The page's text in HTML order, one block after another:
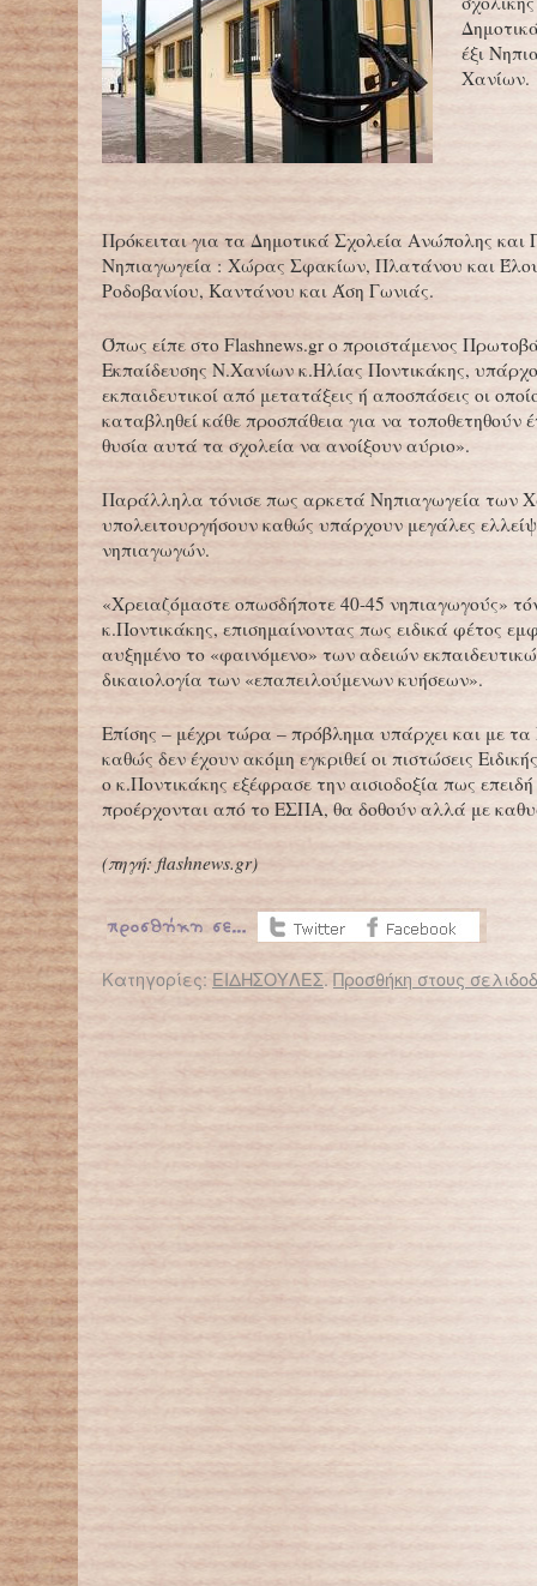
έξι
Χανίων.
Πρόκειται για τα Δημοτικά Σχολεία Ανώπολης και
Νηπιαγωγεία : Χώρας Σφακίων, Πλατάνου και
Ροδοβανίου, Καντάνου και Άση Γωνιάς.
Όπως είπε στο Flashnews.gr o προιστάμενος
Εκπαίδευσης Ν.Χανίων κ.Ηλίας Ποντικάκης,
εκπαιδευτικοί από μετατάξεις ή αποσπάσεις οι
καταβληθεί κάθε προσπάθεια για να τοποθετηθούν
θυσία αυτά τα σχολεία να ανοίξουν αύριο».
Παράλληλα τόνισε πως αρκετά Νηπιαγωγεία των
υπολειτουργήσουν καθώς υπάρχουν μεγάλες
νηπιαγωγών.
«Χρειαζόμαστε οπωσδήποτε 40-45 νηπιαγωγούς»
κ.Ποντικάκης, επισημαίνοντας πως ειδικά φέτος
αυξημένο το «φαινόμενο» των αδειών
δικαιολογία των «επαπειλούμενων κυήσεων».
Επίσης – μέχρι τώρα – πρόβλημα υπάρχει και με τα
καθώς δεν έχουν ακόμη εγκριθεί οι πιστώσεις
ο κ.Ποντικάκης εξέφρασε την αισιοδοξία πως
προέρχονται από το ΕΣΠΑ, θα δοθούν αλλά με
(πηγή:flashnews.gr)
Κατηγορίες: ΕΙΔΗΣΟΥΛΕΣ. Προσθήκη στους
← Επιστροφή στο %s
ΙΟΑΣ «ΠΑΝΟΣ ΜΥΛΩΝΑΣ»: Καμπάνια ενημέρωσης για την χρήση του οδικού δικτύου από παιδιά